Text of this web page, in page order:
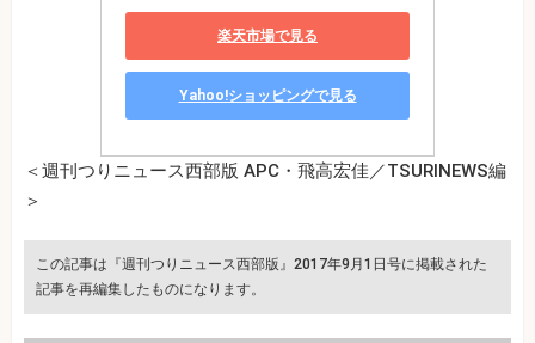
楽天市場で見る
Yahoo!ショッピングで見る
＜週刊つりニュース西部版 APC・飛高宏佳／TSURINEWS編
＞
この記事は『週刊つりニュース西部版』2017年9月1日号に掲載された
記事を再編集したものになります。